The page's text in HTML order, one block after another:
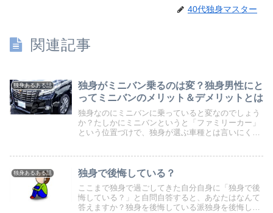
40代独身マスター
関連記事
独身あるある話
独身がミニバン乗るのは変？独身男性にと
ってミニバンのメリット＆デメリットとは
独身なのにミニバンに乗っていると変なのでしょう
か？たしかにミニバンというと「ファミリーカー」
という位置づけで、独身が選ぶ車種とは言いにくい
独身あるある話 独身で後悔している？
ここまで独身で過ごしてきた自分自身に「独身で後
悔している？」と自問自答すると、あなたはなんて
答えますか？独身を後悔している派独身を後悔して